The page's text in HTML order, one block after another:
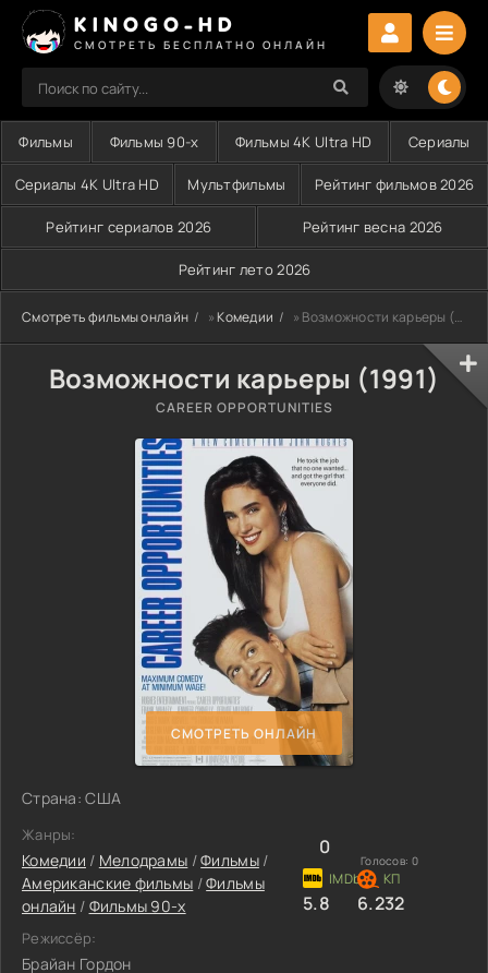
KINOGO-HD
СМОТРЕТЬ БЕСПЛАТНО ОНЛАЙН
Фильмы Фильмы 90-х Фильмы 4K Ultra HD Сериалы
Сериалы 4K Ultra HD Мультфильмы Рейтинг фильмов 2026
Рейтинг сериалов 2026 Рейтинг весна 2026
Рейтинг лето 2026
Смотреть фильмы онлайн »Комедии » Возможности карьеры (1991)
Возможности карьеры (1991)
CAREER OPPORTUNITIES
СМОТРЕТЬ ОНЛАЙН
Страна: США
Жанры:
Комедии / Мелодрамы /Фильмы/
Американские фильмы /Фильмы
онлайн / Фильмы 90-х
Режиссёр:
Брайан Гордон
0
Голосов: 0
5.8 6.232